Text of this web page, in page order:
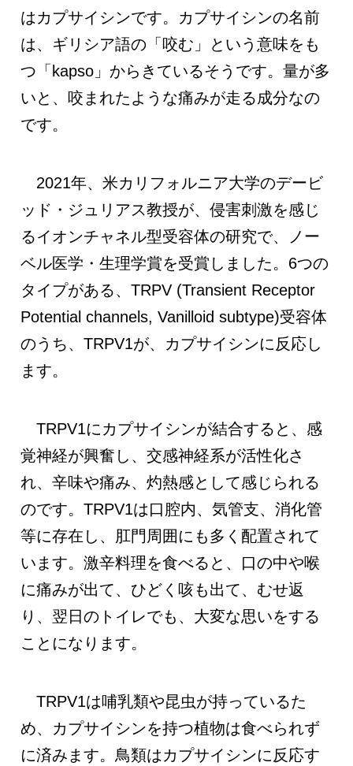
はカプサイシンです。カプサイシンの名前
は、ギリシア語の「咬む」という意味をも
つ「kapso」からきているそうです。量が多
いと、咬まれたような痛みが走る成分なの
です。
2021年、米カリフォルニア大学のデービ
ッド・ジュリアス教授が、侵害刺激を感じ
るイオンチャネル型受容体の研究で、ノー
ベル医学・生理学賞を受賞しました。6つの
タイプがある、TRPV (Transient Receptor
Potential channels, Vanilloid subtype)受容体
のうち、TRPV1が、カプサイシンに反応し
ます。
TRPV1にカプサイシンが結合すると、感
覚神経が興奮し、交感神経系が活性化さ
れ、辛味や痛み、灼熱感として感じられる
のです。TRPV1は口腔内、気管支、消化管
等に存在し、肛門周囲にも多く配置されて
います。激辛料理を食べると、口の中や喉
に痛みが出て、ひどく咳も出て、むせ返
り、翌日のトイレでも、大変な思いをする
ことになります。
TRPV1は哺乳類や昆虫が持っているた
め、カプサイシンを持つ植物は食べられず
に済みます。鳥類はカプサイシンに反応す